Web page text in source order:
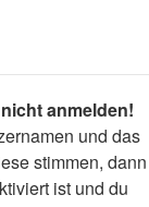
anmelden!
und das
stimmen, dann
ist und du